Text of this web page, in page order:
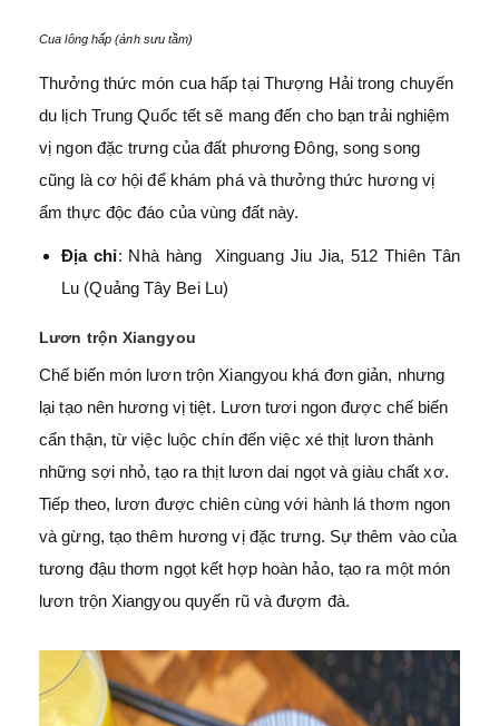
Cua lông hấp (ảnh sưu tầm)
Thưởng thức món cua hấp tại Thượng Hải trong chuyến
du lịch Trung Quốc tết sẽ mang đến cho bạn trải nghiệm
vị ngon đặc trưng của đất phương Đông, song song
cũng là cơ hội để khám phá và thưởng thức hương vị
ẩm thực độc đáo của vùng đất này.
Địa chỉ: Nhà hàng Xinguang Jiu Jia, 512 Thiên Tân
Lu (Quảng Tây Bei Lu)
Lươn trộn Xiangyou
Chế biến món lươn trộn Xiangyou khá đơn giản, nhưng
lại tạo nên hương vị tiệt. Lươn tươi ngon được chế biến
cẩn thận, từ việc luộc chín đến việc xé thịt lươn thành
những sợi nhỏ, tạo ra thịt lươn dai ngọt và giàu chất xơ.
Tiếp theo, lươn được chiên cùng với hành lá thơm ngon
và gừng, tạo thêm hương vị đặc trưng. Sự thêm vào của
tương đậu thơm ngọt kết hợp hoàn hảo, tạo ra một món
lươn trộn Xiangyou quyến rũ và đượm đà.